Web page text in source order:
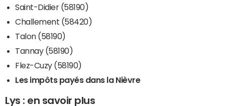
Saint-Didier (58190)
Challement (58420)
Talon (58190)
Tannay (58190)
Flez-Cuzy (58190)
Les impôts payés dans la Nièvre
Lys : en savoir plus